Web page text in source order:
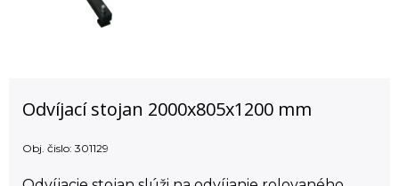
Odvíjací stojan 2000x805x1200 mm
Obj. čislo: 301129